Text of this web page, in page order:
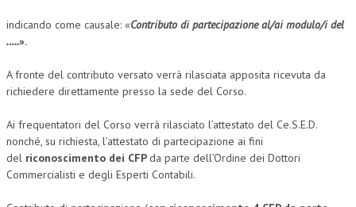
ARCHIVIO EVENTI (FINO AL 2022)
PUBBLICAZIONI
TELEGRAM
DOCUMENTI
indicando come causale: «Contributo di partecipazione al/ai modulo/i del
…..».
A fronte del contributo versato verrà rilasciata apposita ricevuta da
richiedere direttamente presso la sede del Corso.
Ai frequentatori del Corso verrà rilasciato l’attestato del Ce.S.E.D.
nonché, su richiesta, l’attestato di partecipazione ai fini
del riconoscimento dei CFPda parte dell’Ordine dei Dottori
Commercialisti e degli Esperti Contabili.